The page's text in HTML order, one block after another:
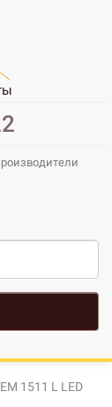
1511 L LED